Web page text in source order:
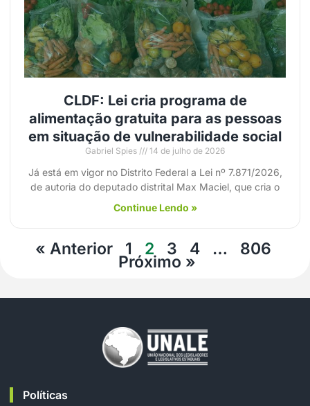
CLDF: Lei cria programa de
alimentação gratuita para as pessoas
em situação de vulnerabilidade social
Gabriel Spies 14 de julho de 2026
Já está em vigor no Distrito Federal a Lei nº 7.871/2026,
de autoria do deputado distrital Max Maciel, que cria o
Continue Lendo »
« Anterior 1 2 3 4 … 806
Próximo »
Políticas